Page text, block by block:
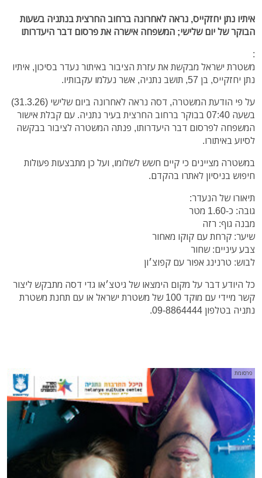
איתיו נתן יחזקייס, נראה לאחרונה ברחוב החרצית בנתניה בשעות
הבוקר של יום שלישי; המשפחה אישרה את פרסום דבר היעדרותו
:
משטרת ישראל מבקשת את עזרת הציבור באיתור נעדר בסיכון, איתיו
נתן יחזקייס, בן 57, תושב נתניה, אשר נעלמו עקבותיו.
על פי הודעת המשטרה, דסה נראה לאחרונה ביום שלישי (31.3.26)
בשעה 07:40 בבוקר ברחוב החרצית בעיר נתניה. עם קבלת אישור
המשפחה לפרסום דבר היעדרותו, פנתה המשטרה לציבור בבקשה
לסיוע באיתורו.
במשטרה מציינים כי קיים חשש לשלומו, ועל כן מתבצעות פעולות
חיפוש בניסיון לאתרו בהקדם.
תיאורו של הנעדר:
גובה: כ-1.60 מטר
מבנה גוף: רזה
שיער: קרחת עם קוקו מאחור
צבע עיניים: שחור
לבוש: טרנינג אפור עם קפוצ׳ון
כל היודע דבר על מקום הימצאו של גיטצ׳או גדי דסה מתבקש ליצור
קשר מיידי עם מוקד 100 של משטרת ישראל או עם תחנת משטרת
נתניה בטלפון 09-8864444.
פרסומת